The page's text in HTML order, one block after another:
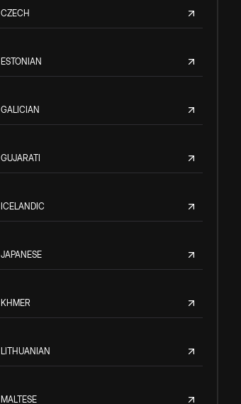
CZECH
ESTONIAN
GALICIAN
GUJARATI
ICELANDIC
JAPANESE
KHMER
LITHUANIAN
MALTESE